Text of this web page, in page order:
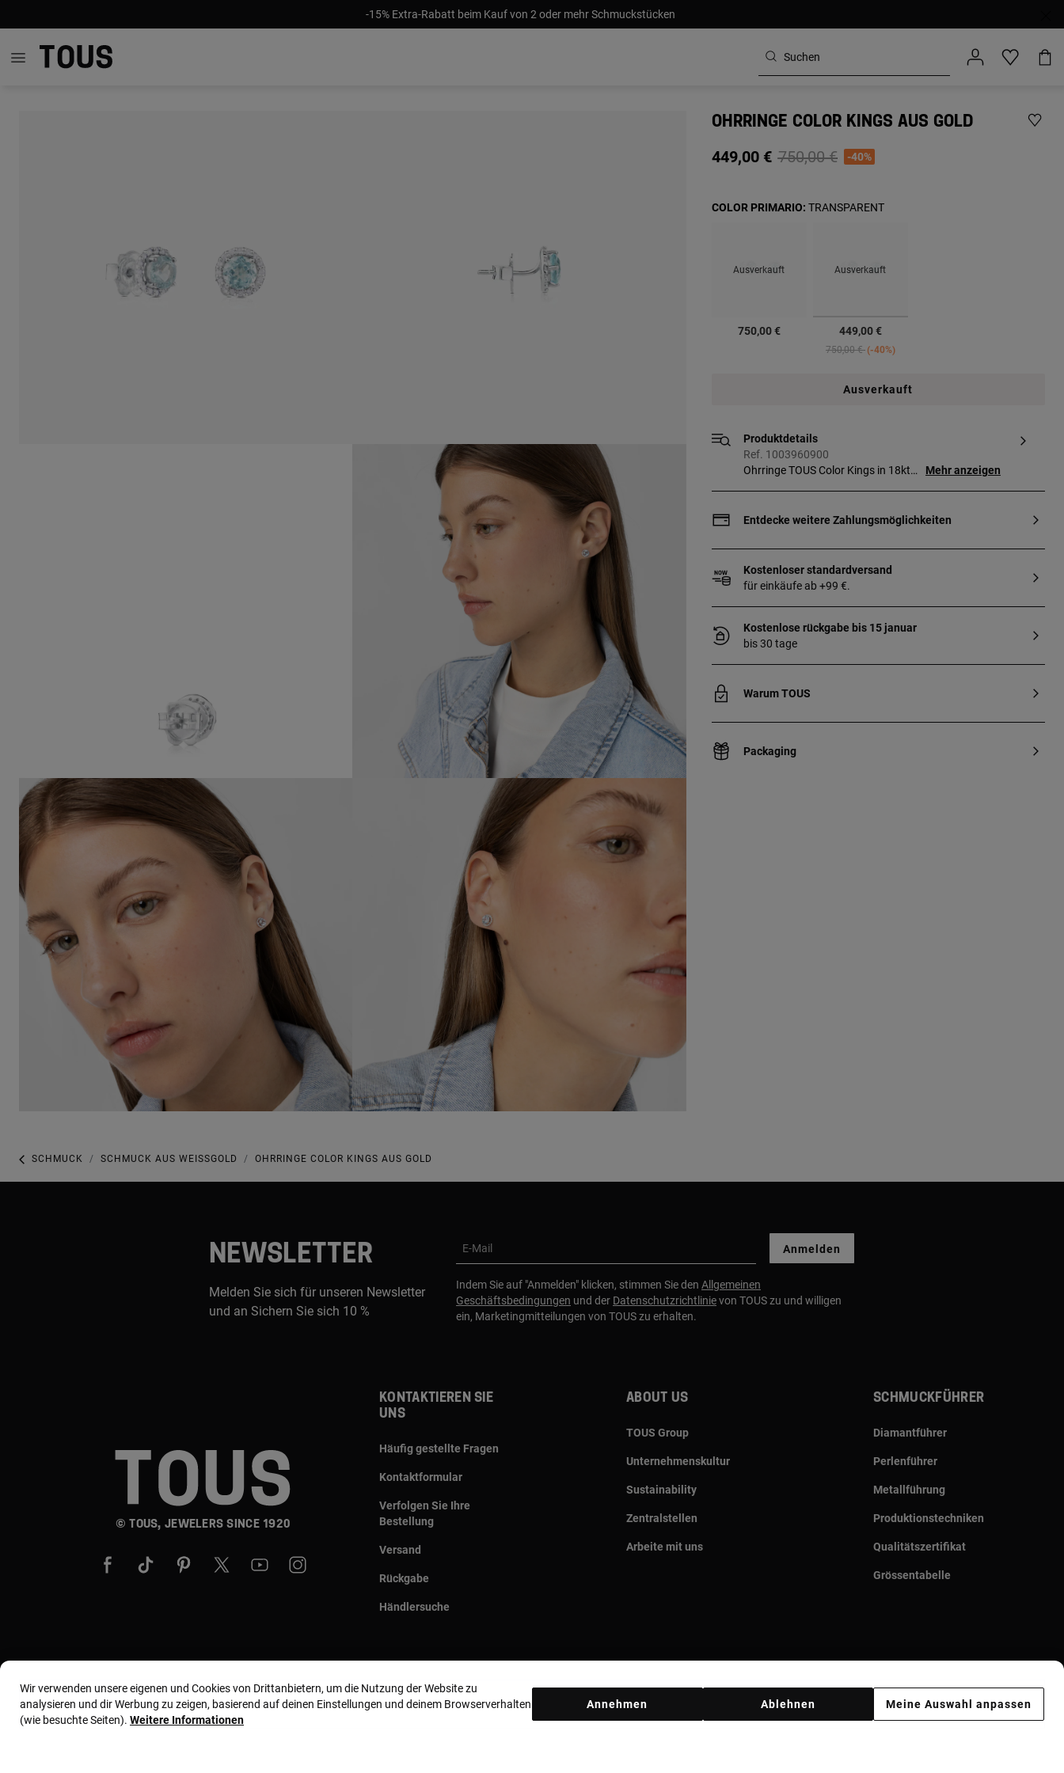
-15% Extra-Rabatt beim Kauf von 2 oder mehr Schmuckstücken
OHRRINGE COLOR KINGS AUS GOLD
449,00 € Price reduced from
750,00 €to-40%
Ausverkauft
750,00 €
Ausverkauft
Ausgewählt
449,00 €
Price reduced from
750,00 €to-40%
COLOR PRIMARIO: TRANSPARENT
Ausverkauft
Produktdetails
Ref. 1003960900
Ohrringe TOUS Color Kings in 18kt
Mehr anzeigen
Entdecke weitere Zahlungsmöglichkeiten
Kostenloser standardversand
für einkäufe ab +99 €.
Kostenlose rückgabe bis 15 januar
bis 30 tage
Warum TOUS
Packaging
SCHMUCK SCHMUCK AUS WEISSGOLD OHRRINGE COLOR KINGS AUS GOLD
NEWSLETTER
Melden Sie sich für unseren Newsletter
und an Sichern Sie sich 10 %
E-Mail Anmelden
Indem Sie auf "Anmelden" klicken, stimmen Sie den Allgemeinen
Geschäftsbedingungen und der Datenschutzrichtlinievon TOUS zu und willigen
ein, Marketingmitteilungen von TOUS zu erhalten.
© TOUS, JEWELERS SINCE 1920
Kontaktieren sie
uns
Häufig gestellte Fragen
Kontaktformular
Verfolgen Sie Ihre
Bestellung
Versand
Rückgabe
Händlersuche
About us
TOUS Group
Unternehmenskultur
Sustainability
Zentralstellen
Arbeite mit uns
Schmuckführer
Diamantführer
Perlenführer
Metallführung
Produktionstechniken
Qualitätszertifikat
Grössentabelle
Land und Währung: Germany / Euro
Wir verwenden unsere eigenen und Cookies von Drittanbietern, um die Nutzung der Website zu
analysieren und dir Werbung zu zeigen, basierend auf deinen Einstellungen und deinem Browserverhalten
(wie besuchte Seiten). Weitere Informationen
Meine Auswahl anpassen
Ablehnen
Annehmen